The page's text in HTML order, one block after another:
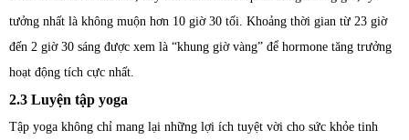
tưởng nhất là không muộn hơn 10 giờ 30 tối. Khoảng thời gian từ 23 giờ
đến 2 giờ 30 sáng được xem là “khung giờ vàng” để hormone tăng trưởng
hoạt động tích cực nhất.
2.3 Luyện tập yoga
Tập yoga không chỉ mang lại những lợi ích tuyệt vời cho sức khỏe tinh